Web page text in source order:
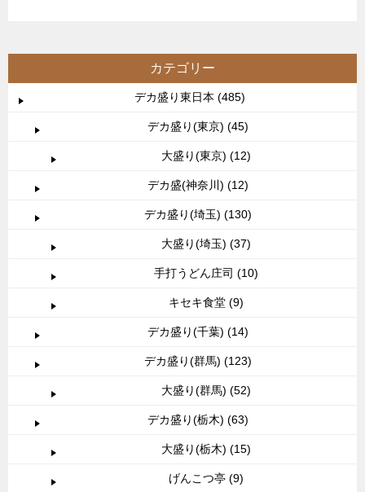
カテゴリー
デカ盛り東日本 (485)
デカ盛り(東京) (45)
大盛り(東京) (12)
デカ盛(神奈川) (12)
デカ盛り(埼玉) (130)
大盛り(埼玉) (37)
手打うどん庄司 (10)
キセキ食堂 (9)
デカ盛り(千葉) (14)
デカ盛り(群馬) (123)
大盛り(群馬) (52)
デカ盛り(栃木) (63)
大盛り(栃木) (15)
げんこつ亭 (9)